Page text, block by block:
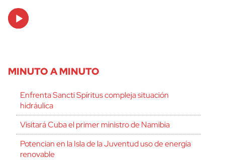
Audio
Player
MINUTO A MINUTO
Enfrenta Sancti Spíritus compleja situación
hidráulica
Visitará Cuba el primer ministro de Namibia
Potencian en la Isla de la Juventud uso de energía
renovable